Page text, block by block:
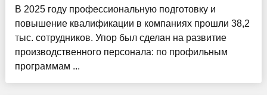
В 2025 году профессиональную подготовку и
повышение квалификации в компаниях прошли 38,2
тыс. сотрудников. Упор был сделан на развитие
производственного персонала: по профильным
программам ...